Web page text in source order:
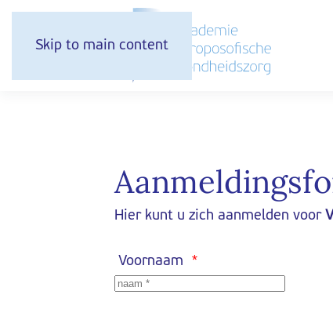
Skip to main content
Hier kunt u zich aanmelden voor
Voornaam *